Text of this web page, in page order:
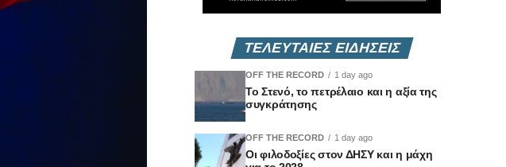
ΤΕΛΕΥΤΑΙΕΣ ΕΙΔΗΣΕΙΣ
OFF THE RECORD 1 day ago
Το Στενό, το πετρέλαιο και η αξία της
συγκράτησης
OFF THE RECORD 1 day ago
Οι φιλοδοξίες στον ΔΗΣΥ και η μάχη